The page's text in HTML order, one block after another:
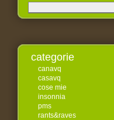
Ricerca
per:
categorie
canavq
casavq
cose mie
insonnia
pms
rants&raves